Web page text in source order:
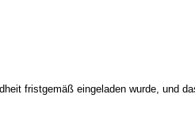
fristgemäß eingeladen wurde, und